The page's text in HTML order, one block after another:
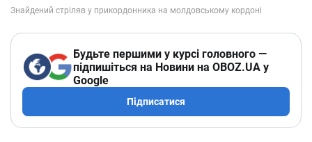
Будьте першими у курсі головного —
підпишіться на Новини на OBOZ.UA у
Google
Підписатися